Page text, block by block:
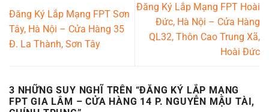
Đăng Ký Lắp Mạng FPT Sơn
Tây, Hà Nội – Cửa Hàng 35
Đ. La Thành, Sơn Tây
Đăng Ký Lắp Mạng FPT Hoài
Đức, Hà Nội – Cửa Hàng
QL32, Thôn Cao Trung Xã,
Hoài Đức
3 NHỮNG SUY NGHĨ TRÊN “ĐĂNG KÝ LẮP MẠNG
FPT GIA LÂM – CỬA HÀNG 14 P. NGUYỄN MẬU TÀI,